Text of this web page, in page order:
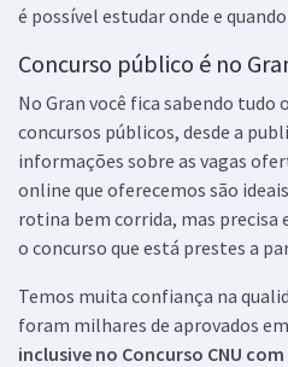
é possível estudar onde e
Concurso público é no
No Gran você fica sabendo tudo
concursos públicos, desde a
informações sobre as vagas
online que oferecemos são
rotina bem corrida, mas precisa
o concurso que está prestes a
Temos muita confiança na
foram milhares de aprovados em
inclusive no Concurso CNU com